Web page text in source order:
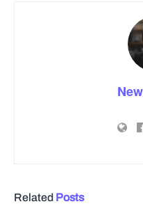
Related Posts